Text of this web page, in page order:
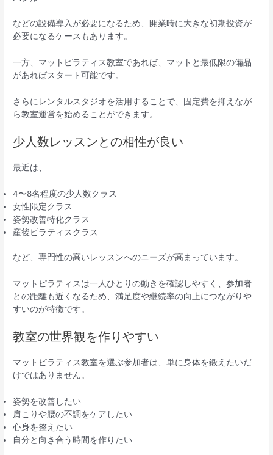
などの設備導入が必要になるため、開業時に大きな初期投資が
必要になるケースもあります。
一方、マットピラティス教室であれば、マットと最低限の備品
があればスタート可能です。
さらにレンタルスタジオを活用することで、固定費を抑えなが
ら教室運営を始めることができます。
少人数レッスンとの相性が良い
最近は、
4〜8名程度の少人数クラス
女性限定クラス
姿勢改善特化クラス
産後ピラティスクラス
など、専門性の高いレッスンへのニーズが高まっています。
マットピラティスは一人ひとりの動きを確認しやすく、参加者
との距離も近くなるため、満足度や継続率の向上につながりや
すいのが特徴です。
教室の世界観を作りやすい
マットピラティス教室を選ぶ参加者は、単に身体を鍛えたいだ
けではありません。
姿勢を改善したい
肩こりや腰の不調をケアしたい
心身を整えたい
自分と向き合う時間を作りたい